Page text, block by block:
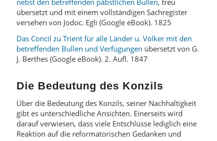
übersetzt und mit einem vollständigen Sachregister
versehen von Jodoc. Egli (Google eBook). 1825
Das Concil zu Trient für alle Länder u. Völker mit den
betreffenden Bullen und Verfügungen übersetzt von G.
J. Berthes (Google eBook). 2. Aufl. 1847
Die Bedeutung des Konzils
Über die Bedeutung des Konzils, seiner Nachhaltigkeit
gibt es unterschiedliche Ansichten. Einerseits wird
darauf verwiesen, dass viele Entschlüsse lediglich eine
Reaktion auf die reformatorischen Gedanken und